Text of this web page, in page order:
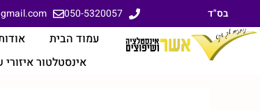
בס"ד 050-5320057
עמוד הבית
אינסטלטור איזורי